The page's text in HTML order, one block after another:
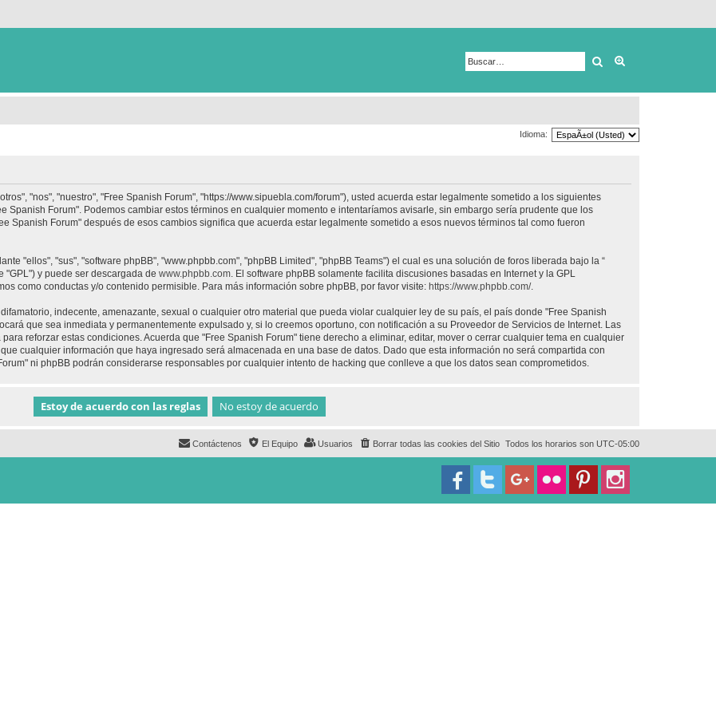
Buscar
Idioma:
"nos", "nuestro", "Free Spanish Forum", "https://www.sipuebla.com/forum"), usted acuerda estar legalmente sometido a los siguientes
Spanish Forum". Podemos cambiar estos términos en cualquier momento e intentaríamos avisarle, sin embargo sería prudente que los
Spanish Forum" después de esos cambios significa que acuerda estar legalmente sometido a esos nuevos términos tal como fueron
"ellos", "sus", "software phpBB", "www.phpbb.com", "phpBB Limited", "phpBB Teams") el cual es una solución de foros liberada bajo la “
"GPL") y puede ser descargada de www.phpbb.com . El software phpBB solamente facilita discusiones basadas en Internet y la GPL
como conductas y/o contenido permisible. Para más información sobre phpBB, por favor visite: https://www.phpbb.com/.
indecente, amenazante, sexual o cualquier otro material que pueda violar cualquier ley de su país, el país donde "Free Spanish
que sea inmediata y permanentemente expulsado y, si lo creemos oportuno, con notificación a su Proveedor de Servicios de Internet. Las
reforzar estas condiciones. Acuerda que "Free Spanish Forum" tiene derecho a eliminar, editar, mover o cerrar cualquier tema en cualquier
cualquier información que haya ingresado será almacenada en una base de datos. Dado que esta información no será compartida con
ni phpBB podrán considerarse responsables por cualquier intento de hacking que conlleve a que los datos sean comprometidos.
Todos los horarios son UTC-05:00
Borrar todas las cookies del Sitio
Usuarios
El Equipo
Contáctenos